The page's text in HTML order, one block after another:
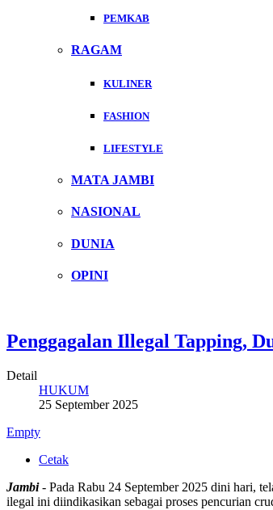
PEMKAB
RAGAM
KULINER
FASHION
LIFESTYLE
MATA JAMBI
NASIONAL
DUNIA
OPINI
Penggagalan Illegal Tapping,
Detail
HUKUM
25 September 2025
Empty
Cetak
Jambi- Pada Rabu 24 September 2025 dini hari,
ilegal ini diindikasikan sebagai proses pencurian